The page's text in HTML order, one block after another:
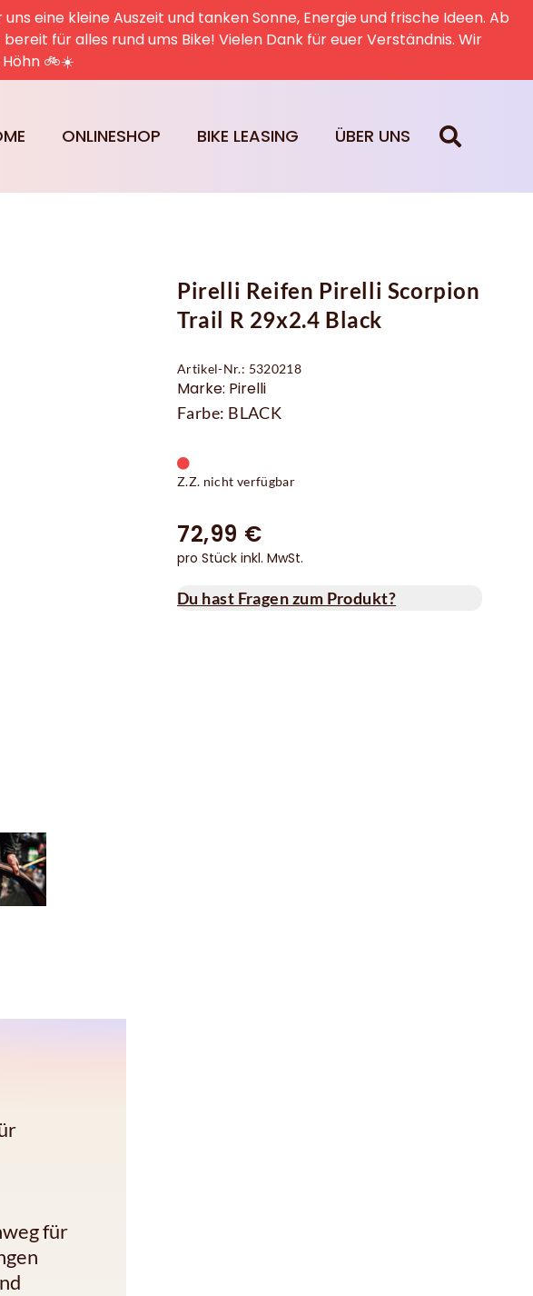
eine kleine Auszeit und tanken Sonne, Energie und frische Ideen. Ab
für alles rund ums Bike! Vielen Dank für euer Verständnis. Wir
Höhn 🚲☀️
ONLINESHOP BIKE LEASING ÜBER UNS
für
Pirelli Reifen Pirelli Scorpion
Trail R 29x2.4 Black
Artikel-Nr.: 5320218
Marke: Pirelli
Farbe: BLACK
Z.Z. nicht verfügbar
72,99 €
pro Stück inkl. MwSt.
Du hast Fragen zum Produkt?